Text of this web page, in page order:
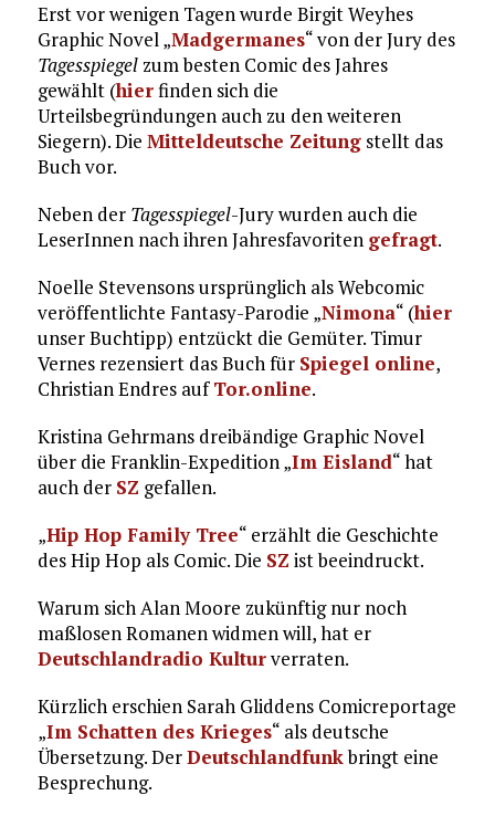
Erst vor wenigen Tagen wurde Birgit Weyhes
Graphic Novel „Madgermanes“ von der Jury des
Tagesspiegelzum besten Comic des Jahres
gewählt (hierfinden sich die
Urteilsbegründungen auch zu den weiteren
Siegern). Die Mitteldeutsche Zeitungstellt das
Buch vor.
Neben der Tagesspiegel-Jury wurden auch die
LeserInnen nach ihren Jahresfavoriten gefragt.
Noelle Stevensons ursprünglich als Webcomic
veröffentlichte Fantasy-Parodie „Nimona“ (hier
unser Buchtipp) entzückt die Gemüter. Timur
Vernes rezensiert das Buch für Spiegel online,
Christian Endres aufTor.online.
Kristina Gehrmans dreibändige Graphic Novel
über die Franklin-Expedition „Im Eisland“ hat
auch der SZ gefallen.
„Hip Hop Family Tree“ erzählt die Geschichte
des Hip Hop als Comic. Die SZ ist beeindruckt.
Warum sich Alan Moore zukünftig nur noch
maßlosen Romanen widmen will, hat er
Deutschlandradio Kulturverraten.
Kürzlich erschien Sarah Gliddens Comicreportage
„Im Schatten des Krieges“ als deutsche
Übersetzung. DerDeutschlandfunkbringt eine
Besprechung.